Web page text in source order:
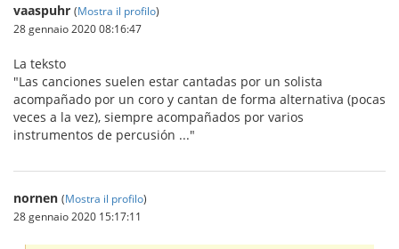
vaaspuhr (Mostra il profilo)
28 gennaio 2020 08:16:47
La teksto
"Las canciones suelen estar cantadas por un solista
acompañado por un coro y cantan de forma alternativa (pocas
veces a la vez), siempre acompañados por varios
instrumentos de percusión ..."
nornen (Mostra il profilo)
28 gennaio 2020 15:17:11